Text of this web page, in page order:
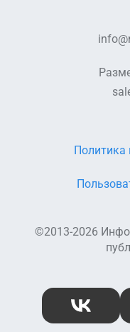
©2013-2026
Политика
ВКонтакте